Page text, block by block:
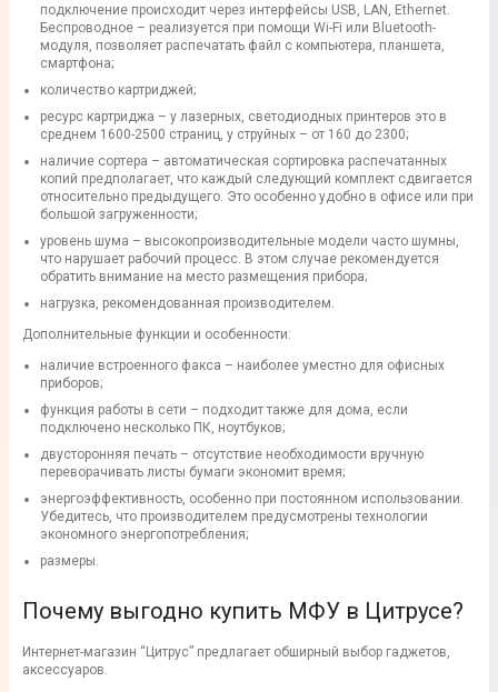
подключение происходит через интерфейсы USB, LAN, Ethernet.
Беспроводное – реализуется при помощи Wi-Fi или Bluetooth-
модуля, позволяет распечатать файл с компьютера, планшета,
смартфона;
количество картриджей;
ресурс картриджа – у лазерных, светодиодных принтеров это в
среднем 1600-2500 страниц, у струйных – от 160 до 2300;
наличие сортера – автоматическая сортировка распечатанных
копий предполагает, что каждый следующий комплект сдвигается
относительно предыдущего. Это особенно удобно в офисе или при
большой загруженности;
уровень шума – высокопроизводительные модели часто шумны,
что нарушает рабочий процесс. В этом случае рекомендуется
обратить внимание на место размещения прибора;
нагрузка, рекомендованная производителем.
Дополнительные функции и особенности:
наличие встроенного факса – наиболее уместно для офисных
приборов;
функция работы в сети – подходит также для дома, если
подключено несколько ПК, ноутбуков;
двусторонняя печать – отсутствие необходимости вручную
переворачивать листы бумаги экономит время;
энергоэффективность, особенно при постоянном использовании.
Убедитесь, что производителем предусмотрены технологии
экономного энергопотребления;
размеры.
Почему выгодно купить МФУ в Цитрусе?
Интернет-магазин “Цитрус” предлагает обширный выбор гаджетов,
аксессуаров.